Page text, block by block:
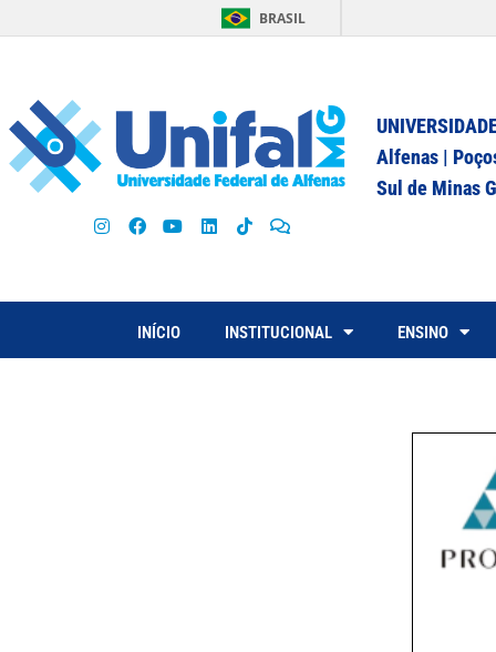
BRASIL
Alfenas |
Sul de Minas
INÍCIO INSTITUCIONAL ENSINO